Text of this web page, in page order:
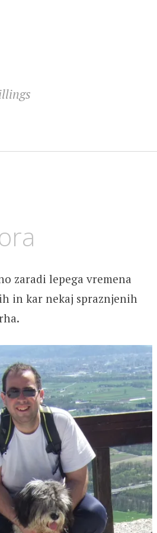
zaradi lepega vremena
in kar nekaj spraznjenih